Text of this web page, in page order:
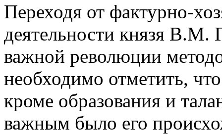
Переходя от фактурно-
деятельности князя В.М.
важной революции
необходимо отметить,
кроме образования и
важным было его